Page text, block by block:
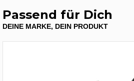
Passend für Dich
DEINE MARKE, DEIN PRODUKT